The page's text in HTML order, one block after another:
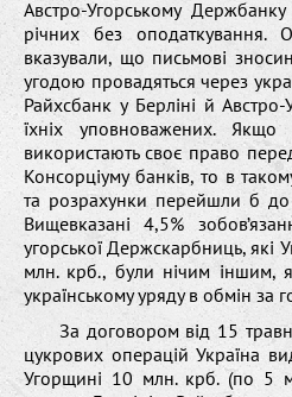
Австро-Угорському
річних без оподаткування.
вказували, що письмові
угодою провадяться через
Райхсбанк у Берліні й
їхніх уповноважених.
використають своє право
Консорціуму банків, то в
та розрахунки перейшли б до
Вищевказані 4,5%
угорської Держскарбниць, які
млн. крб., були нічим іншим,
українському уряду в обмін за
За договором від 15
цукрових операцій Україна
Угорщині 10 млн. крб. (по 5